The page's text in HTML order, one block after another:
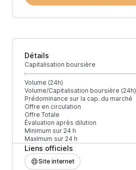
Détails
Capitalisation boursière
Volume (24h)
Volume/Capitalisation boursière (24h)
Prédominance sur la cap. du marché
Offre en circulation
Offre Totale
Évaluation après dilution
Minimum sur 24 h
Maximum sur 24 h
Liens officiels
Site internet